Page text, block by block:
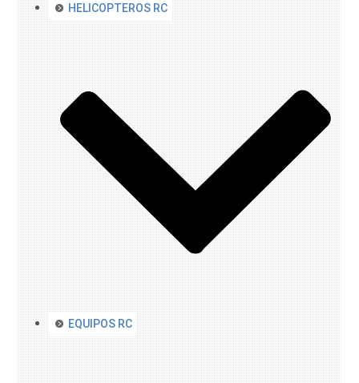
HELICOPTEROS RC
EQUIPOS RC